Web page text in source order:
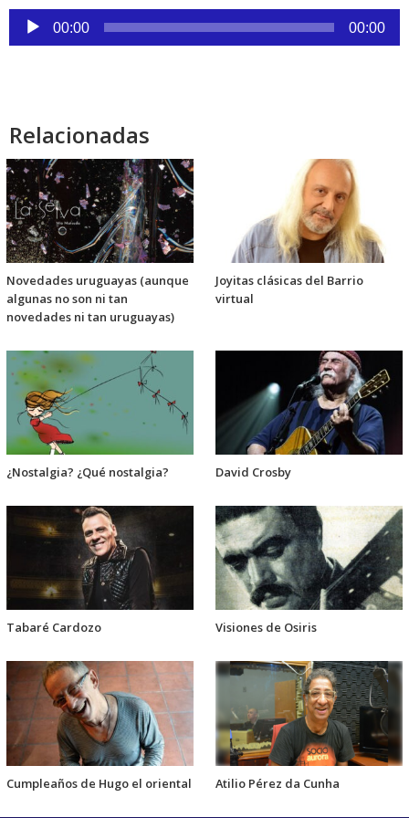
audio
Reproductor
de
00:00 00:00
Relacionadas
Novedades uruguayas (aunque
algunas no son ni tan
novedades ni tan uruguayas)
Joyitas clásicas del Barrio
virtual
¿Nostalgia? ¿Qué nostalgia? David Crosby
Tabaré Cardozo Visiones de Osiris
Cumpleaños de Hugo el oriental Atilio Pérez da Cunha